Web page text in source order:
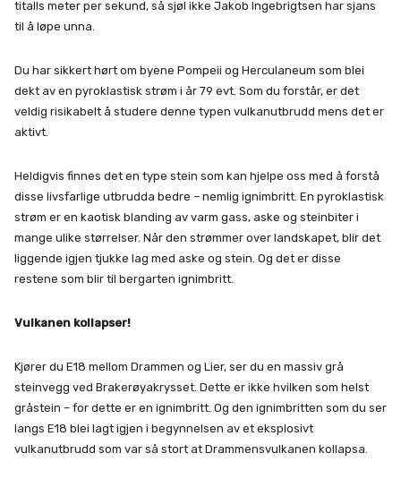
titalls meter per sekund, så sjøl ikke Jakob Ingebrigtsen har sjans
til å løpe unna.
Du har sikkert hørt om byene Pompeii og Herculaneum som blei
dekt av en pyroklastisk strøm i år 79 evt. Som du forstår, er det
veldig risikabelt å studere denne typen vulkanutbrudd mens det er
aktivt.
Heldigvis finnes det en type stein som kan hjelpe oss med å forstå
disse livsfarlige utbrudda bedre – nemlig ignimbritt. En pyroklastisk
strøm er en kaotisk blanding av varm gass, aske og steinbiter i
mange ulike størrelser. Når den strømmer over landskapet, blir det
liggende igjen tjukke lag med aske og stein. Og det er disse
restene som blir til bergarten ignimbritt.
Vulkanen kollapser!
Kjører du E18 mellom Drammen og Lier, ser du en massiv grå
steinvegg ved Brakerøyakrysset. Dette er ikke hvilken som helst
gråstein – for dette er en ignimbritt. Og den ignimbritten som du ser
langs E18 blei lagt igjen i begynnelsen av et eksplosivt
vulkanutbrudd som var så stort at Drammensvulkanen kollapsa.